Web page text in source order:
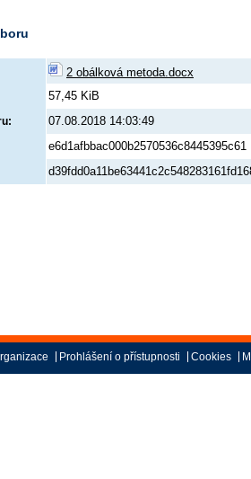
2 obálková metoda.docx
57,45 KiB
07.08.2018 14:03:49
e6d1afbbac000b2570536c8445395c61
Prohlášení o přístupnosti Cookies